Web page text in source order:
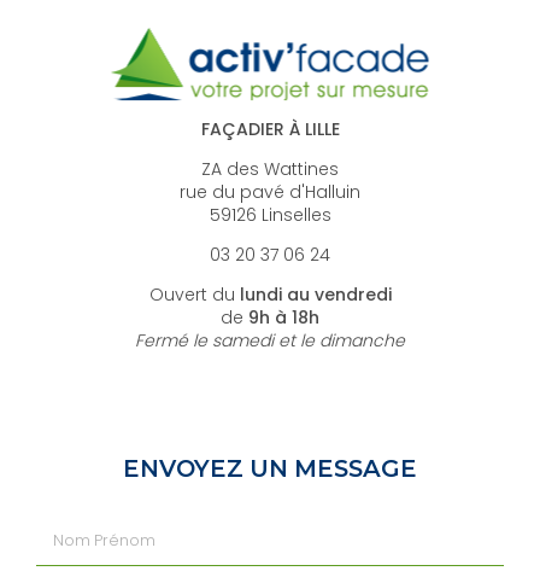
FAÇADIER À LILLE
ZA des Wattines
rue du pavé d'Halluin
59126 Linselles
03 20 37 06 24
Ouvert du lundi au vendredi
de 9h à 18h
Fermé le samedi et le dimanche
ENVOYEZ UN MESSAGE